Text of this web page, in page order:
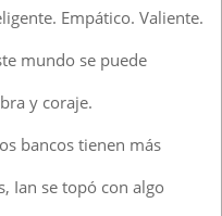
Empático. Valiente.
mundo se puede
y coraje.
bancos tienen más
Ian se topó con algo